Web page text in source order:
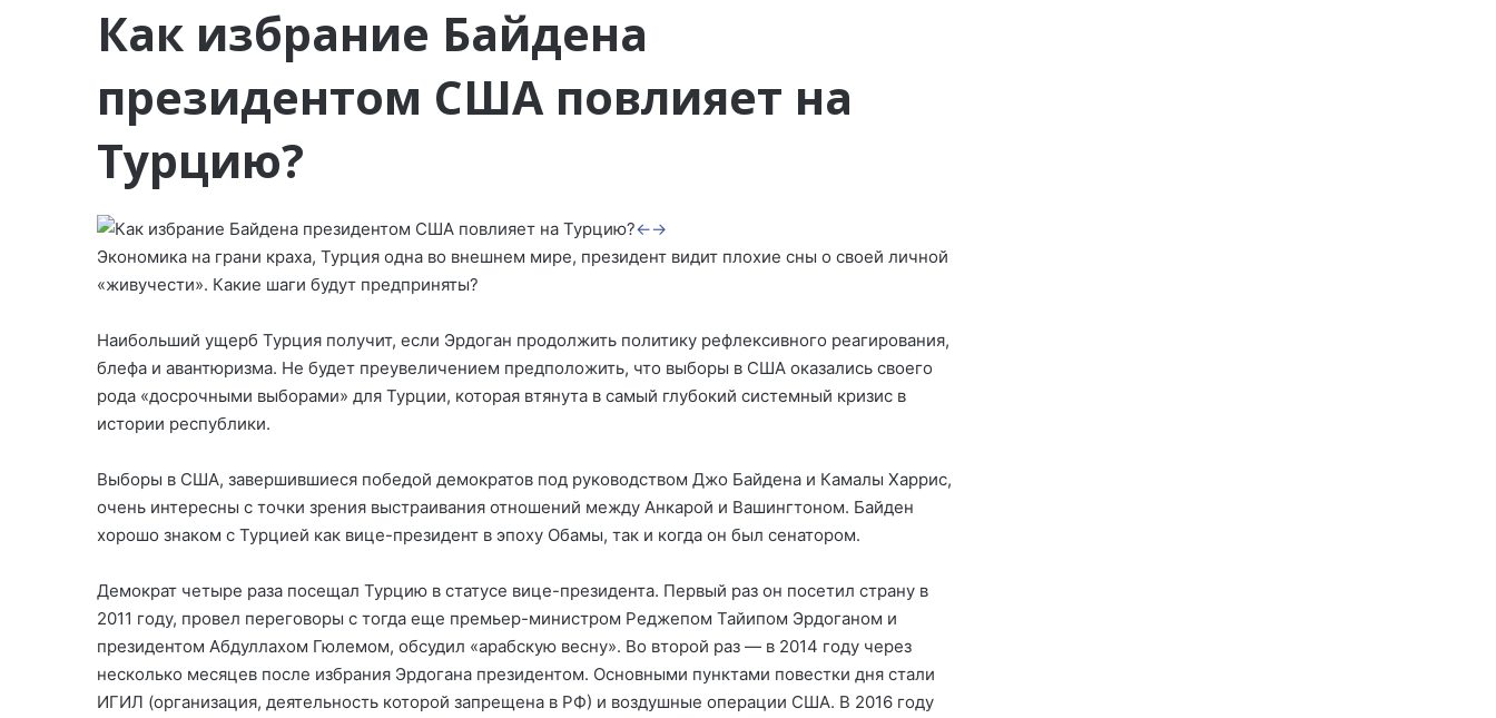
Как избрание Байдена
президентом США повлияет на
Турцию?
←→
Экономика на грани краха, Турция одна во внешнем мире, президент видит плохие сны о своей личной
«живучести». Какие шаги будут предприняты?
Наибольший ущерб Турция получит, если Эрдоган продолжить политику рефлексивного реагирования,
блефа и авантюризма. Не будет преувеличением предположить, что выборы в США оказались своего
рода «досрочными выборами» для Турции, которая втянута в самый глубокий системный кризис в
истории республики.
Выборы в США, завершившиеся победой демократов под руководством Джо Байдена и Камалы Харрис,
очень интересны с точки зрения выстраивания отношений между Анкарой и Вашингтоном. Байден
хорошо знаком с Турцией как вице-президент в эпоху Обамы, так и когда он был сенатором.
Демократ четыре раза посещал Турцию в статусе вице-президента. Первый раз он посетил страну в
2011 году, провел переговоры с тогда еще премьер-министром Реджепом Тайипом Эрдоганом и
президентом Абдуллахом Гюлемом, обсудил «арабскую весну». Во второй раз — в 2014 году через
несколько месяцев после избрания Эрдогана президентом. Основными пунктами повестки дня стали
ИГИЛ (организация, деятельность которой запрещена в РФ) и воздушные операции США. В 2016 году